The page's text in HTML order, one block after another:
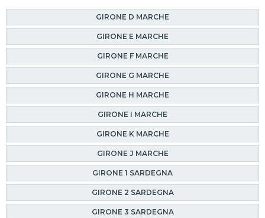
GIRONE D MARCHE
GIRONE E MARCHE
GIRONE F MARCHE
GIRONE G MARCHE
GIRONE H MARCHE
GIRONE I MARCHE
GIRONE K MARCHE
GIRONE J MARCHE
GIRONE 1 SARDEGNA
GIRONE 2 SARDEGNA
GIRONE 3 SARDEGNA